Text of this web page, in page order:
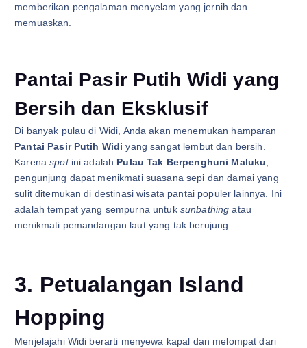
memberikan pengalaman menyelam yang jernih dan
memuaskan.
Pantai Pasir Putih Widi yang
Bersih dan Eksklusif
Di banyak pulau di Widi, Anda akan menemukan hamparan
Pantai Pasir Putih Widi yang sangat lembut dan bersih.
Karenaspotini adalah Pulau Tak Berpenghuni Maluku
pengunjung dapat menikmati suasana sepi dan damai yang
sulit ditemukan di destinasi wisata pantai populer lainnya. Ini
adalah tempat yang sempurna untuk sunbathing atau
menikmati pemandangan laut yang tak berujung.
3. Petualangan Island
Hopping
Menjelajahi Widi berarti menyewa kapal dan melompat dari